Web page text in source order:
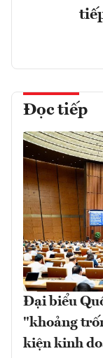
Đọc tiếp
Đại biểu
"khoảng
kiện kinh